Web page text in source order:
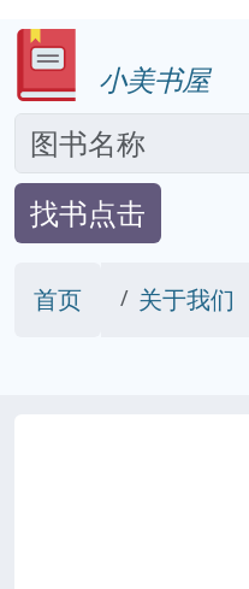
小美书屋
找书点击
首页 关于我们